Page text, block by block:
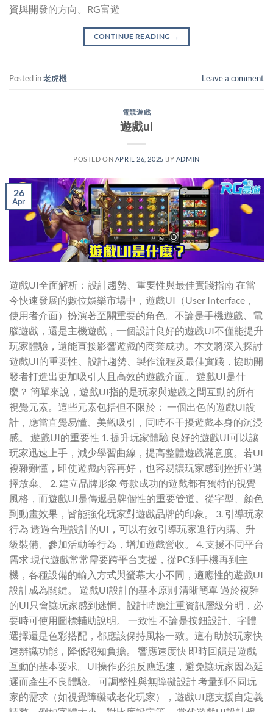
資與開發的方向。RG富遊
CONTINUE READING →
Posted in老虎機 Leave a comment
電競遊戲
遊戲ui
POSTED ON APRIL 26, 2025 BY ADMIN
26
Apr
遊戲UI全面解析：設計趨勢、重要性與最佳實踐指南 在當
今快速發展的數位娛樂市場中，遊戲UI（User Interface，
使用者介面）扮演著至關重要的角色。不論是手機遊戲、電
腦遊戲，還是主機遊戲，一個設計良好的遊戲UI不僅能提升
玩家體驗，還能直接影響遊戲的商業成功。本文將深入探討
遊戲UI的重要性、設計趨勢、製作流程及最佳實踐，協助開
發者打造出更加吸引人且高效的遊戲介面。 遊戲UI是什
麼？ 簡單來說，遊戲UI指的是玩家與遊戲之間互動的所有
視覺元素。這些元素包括但不限於： 一個出色的遊戲UI設
計，應當直覺易懂、美觀吸引，同時不干擾遊戲本身的沉浸
感。 遊戲UI的重要性 1. 提升玩家體驗 良好的遊戲UI可以讓
玩家迅速上手，減少學習曲線，提高整體遊戲滿意度。若UI
複雜難懂，即使遊戲內容再好，也容易讓玩家感到挫折並選
擇放棄。 2. 建立品牌形象 每款成功的遊戲都有獨特的視覺
風格，而遊戲UI是傳遞品牌個性的重要管道。從字型、顏色
到動畫效果，皆能強化玩家對遊戲品牌的印象。 3. 引導玩家
行為 透過合理設計的UI，可以有效引導玩家進行內購、升
級裝備、參加活動等行為，增加遊戲營收。 4. 支援不同平台
需求 現代遊戲常常需要跨平台支援，從PC到手機再到主
機，各種設備的輸入方式與螢幕大小不同，適應性的遊戲UI
設計成為關鍵。 遊戲UI設計的基本原則 清晰簡單 過於複雜
的UI只會讓玩家感到迷惘。設計時應注重資訊層級分明，必
要時可使用圖標輔助說明。 一致性 不論是按鈕設計、字體
選擇還是色彩搭配，都應該保持風格一致。這有助於玩家快
速辨識功能，降低認知負擔。 響應速度快 即時回饋是遊戲
互動的基本要求。UI操作必須反應迅速，避免讓玩家因為延
遲而產生不良體驗。 可調整性與無障礙設計 考量到不同玩
家的需求（如視覺障礙或老化玩家），遊戲UI應支援自定義